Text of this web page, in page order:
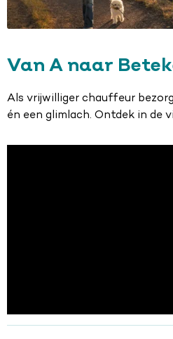
Van A naar
Als vrijwilliger chauffeur
én een glimlach. Ontdek in de